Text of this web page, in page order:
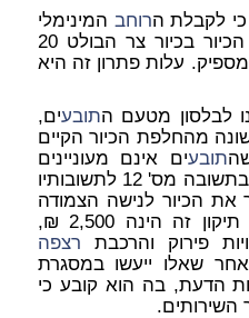
לקבלת הרוחב המינימלי
הנדרש, יש להחליף את הכיור בכיור צר הבולט 20
עלות פתרון זה היא
לבלסון מטעם התובעים,
מהחלפת הכיור הקיים
תובעים אינם מעוניינים
בפתרון זה. בלסון הסביר בתשובה מס' 12 לתשובותיו
את הכיור לנישה הצמודה
לשירותי האורחים. עלות תיקון זה הינה 2,500 ₪,
פירוק והרכבת רצפה
600 ₪, מאחר שאלו ייעשו במסגרת
5.3ג' לחוות הדעת, בה הוא קובע כי